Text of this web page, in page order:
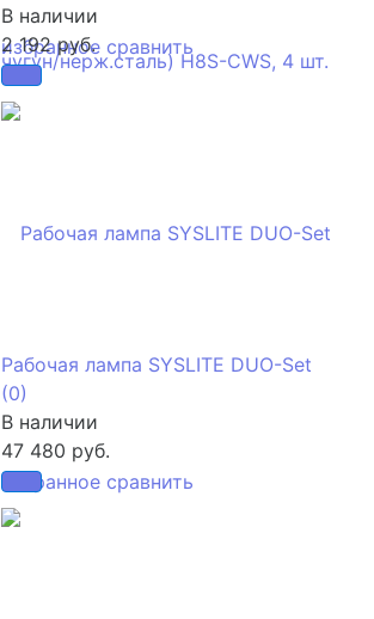
избранное сравнить
В наличии
2 192 руб.
избранное сравнить
Рабочая лампа SYSLITE DUO-Set
(0)
В наличии
47 480 руб.